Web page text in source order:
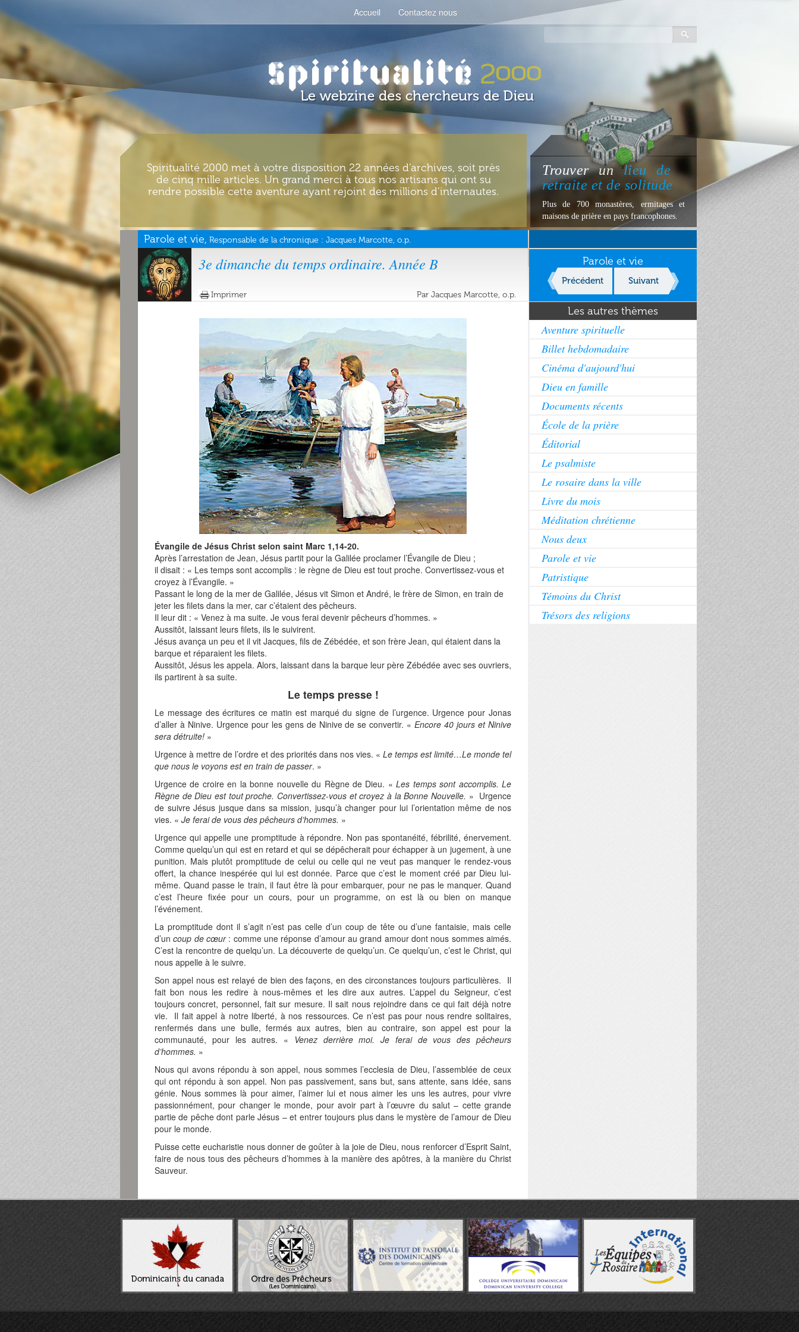
Accueil Contactez nous
Spiritualité 2000 met à votre disposition 22 années d’archives, soit près
de cinq mille articles. Un grand merci à tous nos artisans qui ont su
rendre possible cette aventure ayant rejoint des millions d’internautes.
Trouver un lieu
de
retraite et de solitude
Plus de 700 monastères, ermitages et
maisons de prière en pays francophones.
Parole et vie, Responsable de la chronique : Jacques Marcotte, o.p.
3e dimanche du temps ordinaire. Année B
Imprimer Par Jacques Marcotte, o.p.
Évangile de Jésus Christ selon saint Marc 1,14-20.
Après l’arrestation de Jean, Jésus partit pour la Galilée proclamer l’Évangile de Dieu ;
il disait : « Les temps sont accomplis : le règne de Dieu est tout proche. Convertissez-vous et
croyez à l’Évangile. »
Passant le long de la mer de Galilée, Jésus vit Simon et André, le frère de Simon, en train de
jeter les filets dans la mer, car c’étaient des pêcheurs.
Il leur dit : « Venez à ma suite. Je vous ferai devenir pêcheurs d’hommes. »
Aussitôt, laissant leurs filets, ils le suivirent.
Jésus avança un peu et il vit Jacques, fils de Zébédée, et son frère Jean, qui étaient dans la
barque et réparaient les filets.
Aussitôt, Jésus les appela. Alors, laissant dans la barque leur père Zébédée avec ses ouvriers,
ils partirent à sa suite.
Le temps presse !
Le message des écritures ce matin est marqué du signe de l’urgence. Urgence pour Jonas
d’aller à Ninive. Urgence pour les gens de Ninive de se convertir. «Encore 40 jours et Ninive
sera détruite! »
Urgence à mettre de l’ordre et des priorités dans nos vies. « Le temps est limité…Le monde tel
que nous le voyons est en train de passer. »
Urgence de croire en la bonne nouvelle du Règne de Dieu. «Les temps sont accomplis. Le
Règne de Dieu est tout proche. Convertissez-vous et croyez à la Bonne Nouvelle. » Urgence
de suivre Jésus jusque dans sa mission, jusqu’à changer pour lui l’orientation même de nos
vies. « Je ferai de vous des pêcheurs d’hommes. »
Urgence qui appelle une promptitude à répondre. Non pas spontanéité, fébrilité, énervement.
Comme quelqu’un qui est en retard et qui se dépêcherait pour échapper à un jugement, à une
punition. Mais plutôt promptitude de celui ou celle qui ne veut pas manquer le rendez-vous
offert, la chance inespérée qui lui est donnée. Parce que c’est le moment créé par Dieu lui-
même. Quand passe le train, il faut être là pour embarquer, pour ne pas le manquer. Quand
c’est l’heure fixée pour un cours, pour un programme, on est là ou bien on manque
l’événement.
La promptitude dont il s’agit n’est pas celle d’un coup de tête ou d’une fantaisie, mais celle
d’uncoup de cœur: comme une réponse d’amour au grand amour dont nous sommes aimés.
C’est la rencontre de quelqu’un. La découverte de quelqu’un. Ce quelqu’un, c’est le Christ, qui
nous appelle à le suivre.
Son appel nous est relayé de bien des façons, en des circonstances toujours particulières. Il
fait bon nous les redire à nous-mêmes et les dire aux autres. L’appel du Seigneur, c’est
toujours concret, personnel, fait sur mesure. Il sait nous rejoindre dans ce qui fait déjà notre
vie. Il fait appel à notre liberté, à nos ressources. Ce n’est pas pour nous rendre solitaires,
renfermés dans une bulle, fermés aux autres, bien au contraire, son appel est pour la
communauté, pour les autres. «
Venez derrière moi. Je ferai de vous des pêcheurs
d’hommes. »
Nous qui avons répondu à son appel, nous sommes l’ecclesia de Dieu, l’assemblée de ceux
qui ont répondu à son appel. Non pas passivement, sans but, sans attente, sans idée, sans
génie. Nous sommes là pour aimer, l’aimer lui et nous aimer les uns les autres, pour vivre
passionnément, pour changer le monde, pour avoir part à l’œuvre du salut – cette grande
partie de pêche dont parle Jésus – et entrer toujours plus dans le mystère de l’amour de Dieu
pour le monde.
Puisse cette eucharistie nous donner de goûter à la joie de Dieu, nous renforcer d’Esprit Saint,
faire de nous tous des pêcheurs d’hommes à la manière des apôtres, à la manière du Christ
Sauveur.
Parole et vie
Précédent Suivant
Les autres thèmes
Aventure spirituelle
Billet hebdomadaire
Cinéma d'aujourd'hui
Dieu en famille
Documents récents
École de la prière
Éditorial
Le psalmiste
Le rosaire dans la ville
Livre du mois
Méditation chrétienne
Nous deux
Parole et vie
Patristique
Témoins du Christ
Trésors des religions